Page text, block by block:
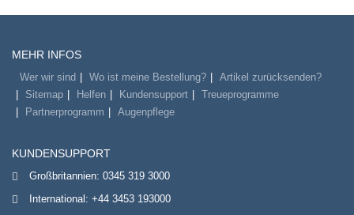
MEHR INFOS
Wer wir sind Wo ist meine Bestellung?
Artikel zurücksenden?
Sitemap
Helfen Kundensupport
Treueprogramme
Partnerprogramm
Augenpflege
KUNDENSUPPORT
Großbritannien: 0345 319 3000
International: +44 3453 193000